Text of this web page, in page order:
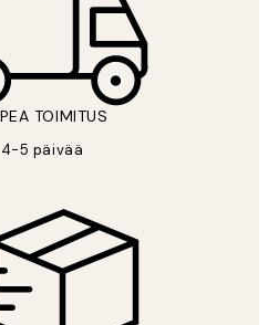
TOIMITUS
4-5 päivää